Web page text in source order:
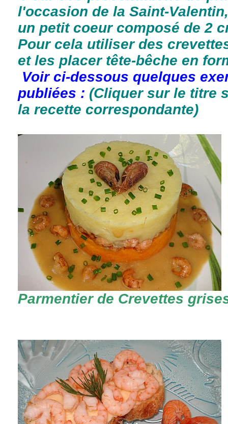
l'occasion de la Saint-
un petit coeur composé de 2
Pour cela utiliser des
et les placer tête-bêche en
Voir ci-dessous quelques
publiées : (Cliquer sur le titre
la recette correspondante)
Parmentier de Crevettes